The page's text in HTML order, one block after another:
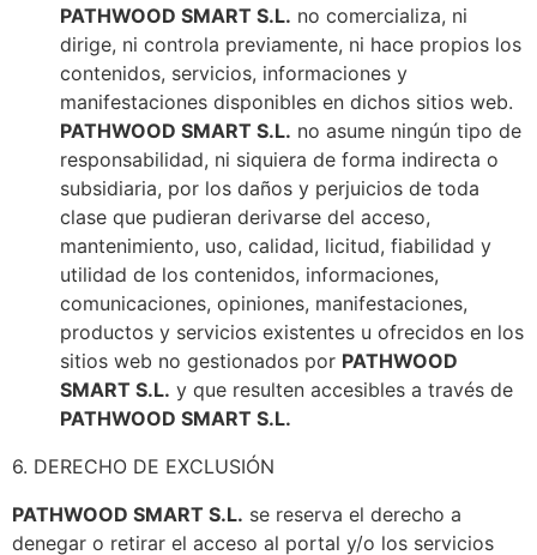
PATHWOOD SMART S.L. no comercializa, ni
dirige, ni controla previamente, ni hace propios los
contenidos, servicios, informaciones y
manifestaciones disponibles en dichos sitios web.
PATHWOOD SMART S.L. no asume ningún tipo de
responsabilidad, ni siquiera de forma indirecta o
subsidiaria, por los daños y perjuicios de toda
clase que pudieran derivarse del acceso,
mantenimiento, uso, calidad, licitud, fiabilidad y
utilidad de los contenidos, informaciones,
comunicaciones, opiniones, manifestaciones,
productos y servicios existentes u ofrecidos en los
sitios web no gestionados por PATHWOOD
SMART S.L. y que resulten accesibles a través de
PATHWOOD SMART S.L.
6. DERECHO DE EXCLUSIÓN
PATHWOOD SMART S.L. se reserva el derecho a
denegar o retirar el acceso al portal y/o los servicios